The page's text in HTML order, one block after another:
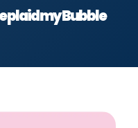
plaid my Bubble